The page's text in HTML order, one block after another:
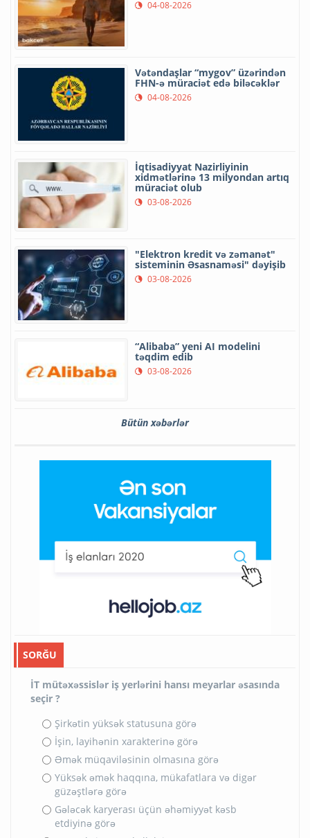
04-08-2026
Vətəndaşlar “mygov” üzərindən
FHN-ə müraciət edə biləcəklər
04-08-2026
İqtisadiyyat Nazirliyinin
xidmətlərinə 13 milyondan artıq
müraciət olub
03-08-2026
"Elektron kredit və zəmanət"
sisteminin Əsasnaməsi" dəyişib
03-08-2026
“Alibaba” yeni AI modelini
təqdim edib
03-08-2026
Bütün xəbərlər
SORĞU
İT mütəxəssislər iş yerlərini hansı meyarlar əsasında
seçir ?
Şirkətin yüksək statusuna görə
İşin, layihənin xarakterinə görə
Əmək müqaviləsinin olmasına görə
Yüksək əmək haqqına, mükafatlara və digər
güzəştlərə görə
Gələcək karyerası üçün əhəmiyyət kəsb
etdiyinə görə